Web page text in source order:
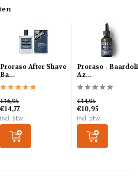
Proraso After Shave
Ba...
€16,95
€14,77
Incl. btw
Proraso -
Az...
€14,95
€10,95
Incl. btw